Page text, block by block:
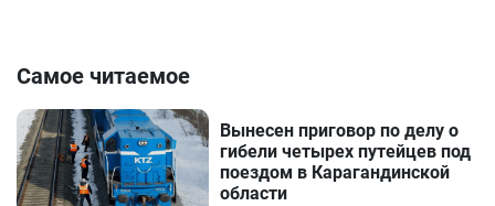
Самое читаемое
Вынесен приговор по делу о
гибели четырех путейцев под
поездом в Карагандинской
области